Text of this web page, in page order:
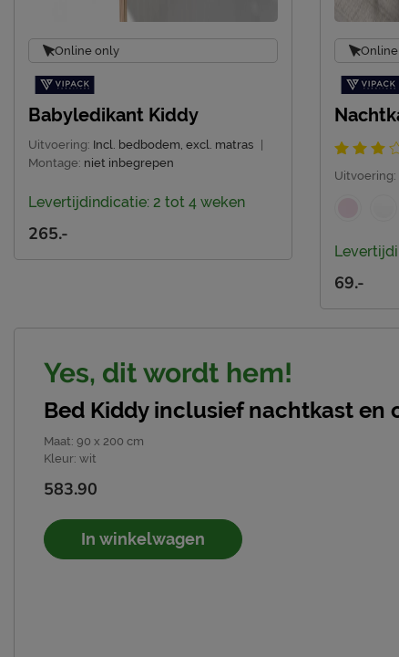
Online only
Babyledikant Kiddy
Uitvoering: Incl. bedbodem, excl. matras
Montage: niet inbegrepen
Levertijdindicatie: 2 tot 4 weken
265.-
Uitvoering:
69.-
Yes, dit wordt hem!
Bed Kiddy inclusief nachtkast en
Maat: 90 x 200 cm
Kleur: wit
583.90
In winkelwagen